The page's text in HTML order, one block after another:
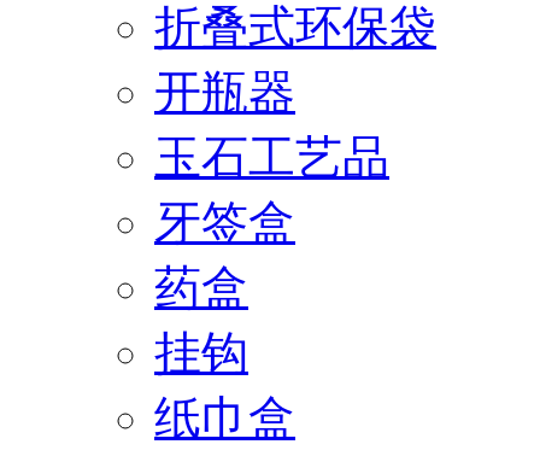
折叠式环保袋
开瓶器
玉石工艺品
牙签盒
药盒
挂钩
纸巾盒